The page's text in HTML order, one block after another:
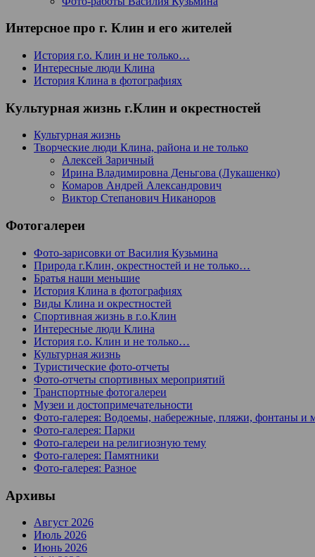
Интерсное про г. Клин и его жителей
История г.о. Клин и не только…
Интересные люди Клина
История Клина в фотографиях
Культурная жизнь г.Клин и окрестностей
Культурная жизнь
Творческие люди Клина, района и не только
Алексей Заричный
Ирина Владимировна Деньгова (Лукашенко)
Комаров Андрей Александрович
Виктор Степанович Никаноров
Фотогалереи
Фото-зарисовки от Василия Кузьмина
Природа г.Клин, окрестностей и не только…
Братья наши меньшие
История Клина в фотографиях
Виды Клина и окрестностей
Спортивная жизнь в г.о.Клин
Интересные люди Клина
История г.о. Клин и не только…
Культурная жизнь
Туристические фото-отчеты
Фото-отчеты спортивных мероприятий
Транспортные фотогалереи
Музеи и достопримечательности
Фото-галерея: Водоемы, набережные, пляжи, фонтаны и
Фото-галерея: Парки
Фото-галереи на религиозную тему
Фото-галерея: Памятники
Фото-галерея: Разное
Архивы
Август 2026
Июль 2026
Июнь 2026